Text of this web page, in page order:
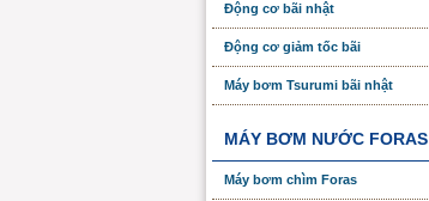
Động cơ bãi nhật
Động cơ giảm tốc bãi
Máy bơm Tsurumi bãi nhật
MÁY BƠM NƯỚC FORAS
Máy bơm chìm Foras